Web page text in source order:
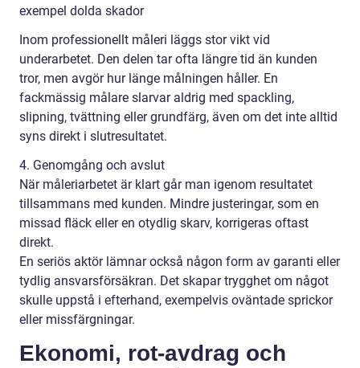
exempel dolda skador
Inom professionellt måleri läggs stor vikt vid
underarbetet. Den delen tar ofta längre tid än kunden
tror, men avgör hur länge målningen håller. En
fackmässig målare slarvar aldrig med spackling,
slipning, tvättning eller grundfärg, även om det inte alltid
syns direkt i slutresultatet.
4. Genomgång och avslut
När måleriarbetet är klart går man igenom resultatet
tillsammans med kunden. Mindre justeringar, som en
missad fläck eller en otydlig skarv, korrigeras oftast
direkt.
En seriös aktör lämnar också någon form av garanti eller
tydlig ansvarsförsäkran. Det skapar trygghet om något
skulle uppstå i efterhand, exempelvis oväntade sprickor
eller missfärgningar.
Ekonomi, rot-avdrag och